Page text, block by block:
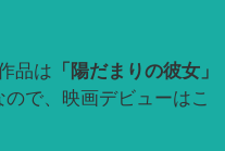
品は 「陽だまりの彼女」
で、映画デビューはこ